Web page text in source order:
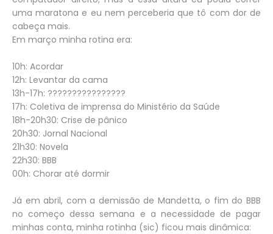
uma maratona e eu nem perceberia que tô com dor de
cabeça mais.
Em março minha rotina era:
10h: Acordar
12h: Levantar da cama
13h-17h: ????????????????
17h: Coletiva de imprensa do Ministério da Saúde
18h-20h30: Crise de pânico
20h30: Jornal Nacional
21h30: Novela
22h30: BBB
00h: Chorar até dormir
Já em abril, com a demissão de Mandetta, o fim do BBB
no começo dessa semana e a necessidade de pagar
minhas conta, minha rotinha (sic) ficou mais dinâmica: